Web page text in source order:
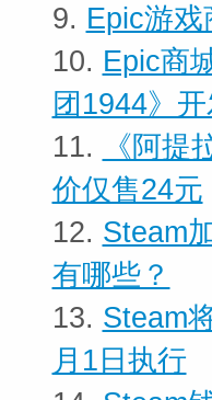
9. Epic游
10. Epic商
团1944》
11.
《阿
价仅售24元
12. Steam
有哪些？
13. Steam
月1日执行